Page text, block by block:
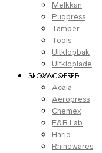
Melkkan
Puqpress
Tamper
Tools
Uitklopbak
Uitkloplade
SLOW COFFEE
Acaia
Aeropress
Chemex
E&B Lab
Hario
Rhinowares